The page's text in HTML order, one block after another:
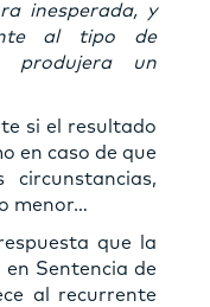
inesperada, y
al tipo de
produjera un
si el resultado
en caso de que
menor…
que la
en Sentencia de
al recurrente